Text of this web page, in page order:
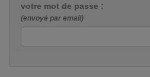
votre mot de passe :
(envoyé par email)